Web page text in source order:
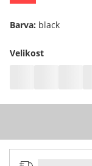
Barva: black
Velikost